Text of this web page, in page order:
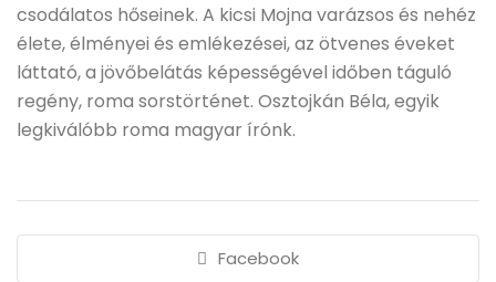
csodálatos hőseinek. A kicsi Mojna varázsos és nehéz
élete, élményei és emlékezései, az ötvenes éveket
láttató, a jövőbelátás képességével időben táguló
regény, roma sorstörténet. Osztojkán Béla, egyik
legkiválóbb roma magyar írónk.
Facebook